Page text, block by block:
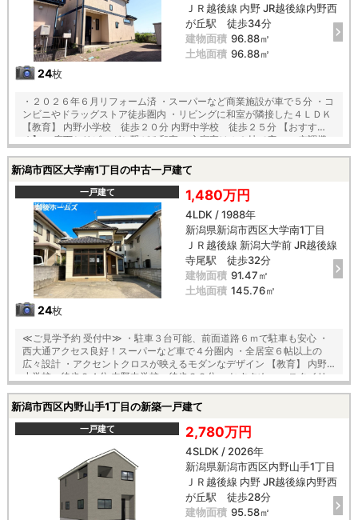
24枚
ＪＲ越後線 内野 JR越後線内野西
が丘駅 徒歩34分
建物面積 96.88㎡
土地面積 96.88㎡
・２０２６年６月リフォーム済 ・スーパーなど商業施設が車で５分 ・コ
ンビニやドラッグストア徒歩圏内 ・リビングに和室が隣接した４ＬＤＫ
【教育】 内野小学校 徒歩２０分 内野中学校 徒歩２５分 【おすす
め】 ・廊下とリビングと繋がる和室 ・主寝室は１０帖で広々 ・空調機
新潟市西区大学南1丁目の中古一戸建て
一戸建て
24枚
1,480万円
4LDK / 1988年
新潟県新潟市西区大学南1丁目
ＪＲ越後線 新潟大学前 JR越後線
寺尾駅 徒歩32分
建物面積 91.47㎡
土地面積 145.76㎡
≪ご見学予約 受付中≫ ・駐車３台可能、前面道路６ｍで駐車も安心 ・
西大通アクセス良好！スーパーなど車で４分圏内 ・全居室６帖以上の
広々設計 ・アクセントクロスが映えるモダンなデザイン 【教育】 内野
小学校 徒歩２４分 内野中学校 徒歩３２分 ーおすすめー ・スタイリ
システムキッチン ・一日の疲れが癒される広々とした浴室
新潟市西区内野山手1丁目の新築一戸建て
一戸建て 2,780万円
4SLDK / 2026年
新潟県新潟市西区内野山手1丁目
ＪＲ越後線 内野 JR越後線内野西
が丘駅 徒歩28分
建物面積 95.58㎡